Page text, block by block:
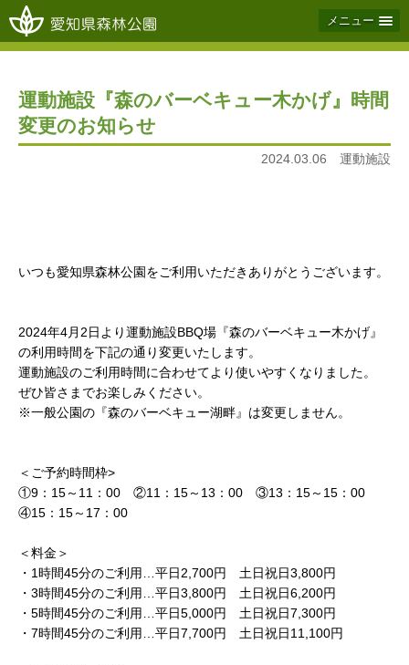
メニュー
運動施設『森のバーベキュー木かげ』時間
変更のお知らせ
2024.03.06 運動施設
いつも愛知県森林公園をご利用いただきありがとうございます。
2024年4月2日より運動施設BBQ場『森のバーベキュー木かげ』
の利用時間を下記の通り変更いたします。
運動施設のご利用時間に合わせてより使いやすくなりました。
ぜひ皆さまでお楽しみください。
※一般公園の『森のバーベキュー湖畔』は変更しません。
＜ご予約時間枠>
①9：15～11：00 ②11：15～13：00 ③13：15～15：00
④15：15～17：00
＜料金＞
・1時間45分のご利用…平日2,700円 土日祝日3,800円
・3時間45分のご利用…平日3,800円 土日祝日6,200円
・5時間45分のご利用…平日5,000円 土日祝日7,300円
・7時間45分のご利用…平日7,700円 土日祝日11,100円